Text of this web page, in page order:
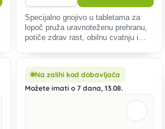
Specijalno gnojivo u tabletama za
lopoč pruža uravnoteženu prehranu,
potiče zdrav rast, obilnu cvatnju i
Na zalihi kod dobavljača
Možete imati o 7 dana, 13.08.